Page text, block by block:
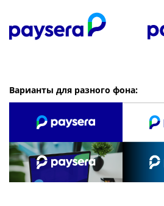
Варианты для разного фона: